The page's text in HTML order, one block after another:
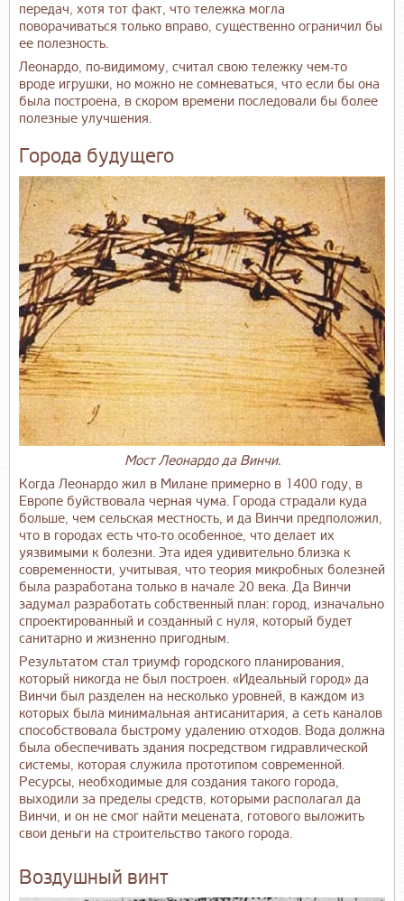
передач, хотя тот факт, что тележка могла
поворачиваться только вправо, существенно ограничил бы
ее полезность.
Леонардо, по-видимому, считал свою тележку чем-то
вроде игрушки, но можно не сомневаться, что если бы она
была построена, в скором времени последовали бы более
полезные улучшения.
Города будущего
Мост Леонардо да Винчи.
Когда Леонардо жил в Милане примерно в 1400 году, в
Европе буйствовала черная чума. Города страдали куда
больше, чем сельская местность, и да Винчи предположил,
что в городах есть что-то особенное, что делает их
уязвимыми к болезни. Эта идея удивительно близка к
современности, учитывая, что теория микробных болезней
была разработана только в начале 20 века. Да Винчи
задумал разработать собственный план: город, изначально
спроектированный и созданный с нуля, который будет
санитарно и жизненно пригодным.
Результатом стал триумф городского планирования,
который никогда не был построен. «Идеальный город» да
Винчи был разделен на несколько уровней, в каждом из
которых была минимальная антисанитария, а сеть каналов
способствовала быстрому удалению отходов. Вода должна
была обеспечивать здания посредством гидравлической
системы, которая служила прототипом современной.
Ресурсы, необходимые для создания такого города,
выходили за пределы средств, которыми располагал да
Винчи, и он не смог найти мецената, готового выложить
свои деньги на строительство такого города.
Воздушный винт